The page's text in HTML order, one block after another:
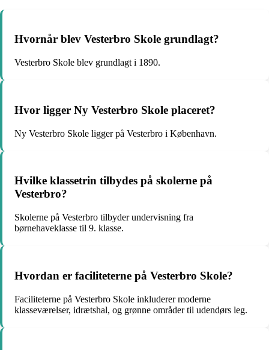
Hvornår blev Vesterbro Skole grundlagt?
Vesterbro Skole blev grundlagt i 1890.
Hvor ligger Ny Vesterbro Skole placeret?
Ny Vesterbro Skole ligger på Vesterbro i København.
Hvilke klassetrin tilbydes på skolerne på
Vesterbro?
Skolerne på Vesterbro tilbyder undervisning fra
børnehaveklasse til 9. klasse.
Hvordan er faciliteterne på Vesterbro Skole?
Faciliteterne på Vesterbro Skole inkluderer moderne
klasseværelser, idrætshal, og grønne områder til udendørs leg.